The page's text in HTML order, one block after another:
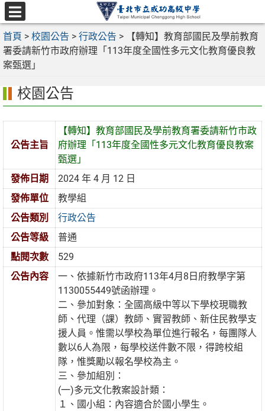
跳
至
主
要
內
選
單
首頁 > 校園公告 > 行政公告 >
【轉知】教育部國民及學前教育
署委請新竹市政府辦理「113年度全國性多元文化教育優良教
案甄選」
校園公告
公告主旨
【轉知】教育部國民及學前教育署委請新竹市政
府辦理「113年度全國性多元文化教育優良教案
甄選」
發佈日期
2024 年 4 月 12 日
發佈單位
教學組
公告類別
行政公告
公告等級
普通
點閱次數
529
公告內容
一、依據新竹市政府113年4月8日府教學字第
1130055449號函辦理。
二、參加對象：全國高級中等以下學校現職教
師、代理（課）教師、實習教師、新住民教學支
援人員。惟需以學校為單位進行報名，每團隊人
數以6人為限，每學校送件數不限，得跨校組
隊，惟獎勵以報名學校為主。
三、參加組別：
(一)多元文化教案設計類：
１、國小組：內容適合於國小學生。